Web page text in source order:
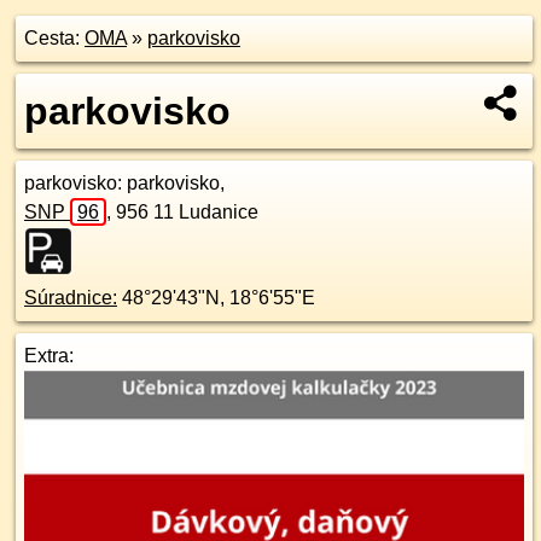
Cesta: OMA» parkovisko
parkovisko
parkovisko: parkovisko,
SNP
96 , 956 11 Ludanice
Súradnice: 48°29'43"N , 18°6'55"E
Extra: